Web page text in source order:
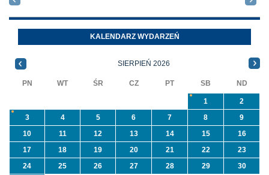
azbest w ramach
programu
priorytetowego
NFOŚiGW pn.
Oleszycach
Orzeszkowej.
informacji ...
KALENDARZ WYDARZEŃ
SIERPIEŃ 2026
PN WT ŚR CZ PT SB ND
1
2
3
4 5 6 7 8
9
10
11 12 13 14 15
16
17
18 19 20 21 22
23
24
25 26 27 28 29
30